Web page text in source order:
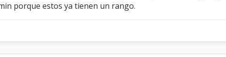
porque estos ya tienen un rango.